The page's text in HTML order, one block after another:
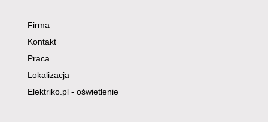
Firma
Kontakt
Praca
Lokalizacja
Elektriko.pl - oświetlenie